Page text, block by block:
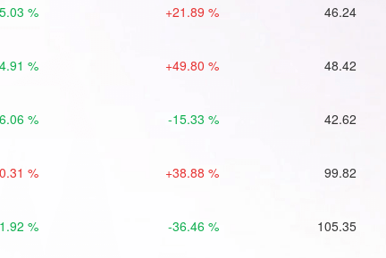
% +21.89 % 46.24
% +49.80 % 48.42
% -15.33 % 42.62
% +38.88 % 99.82
% -36.46 % 105.35